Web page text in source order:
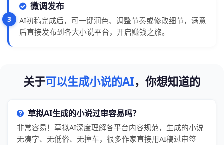
3
微调发布
AI初稿完成后，可一键润色、调整节奏或修改细节，满意
后直接发布到各大小说平台，开启赚钱之旅。
关于可以生成小说的AI，你想知道的
草拟AI生成的小说过审容易吗？
非常容易！草拟AI深度理解各平台内容规范，生成的小说
无凑字、无低俗、无撞车，很多作家直接用AI稿过审签